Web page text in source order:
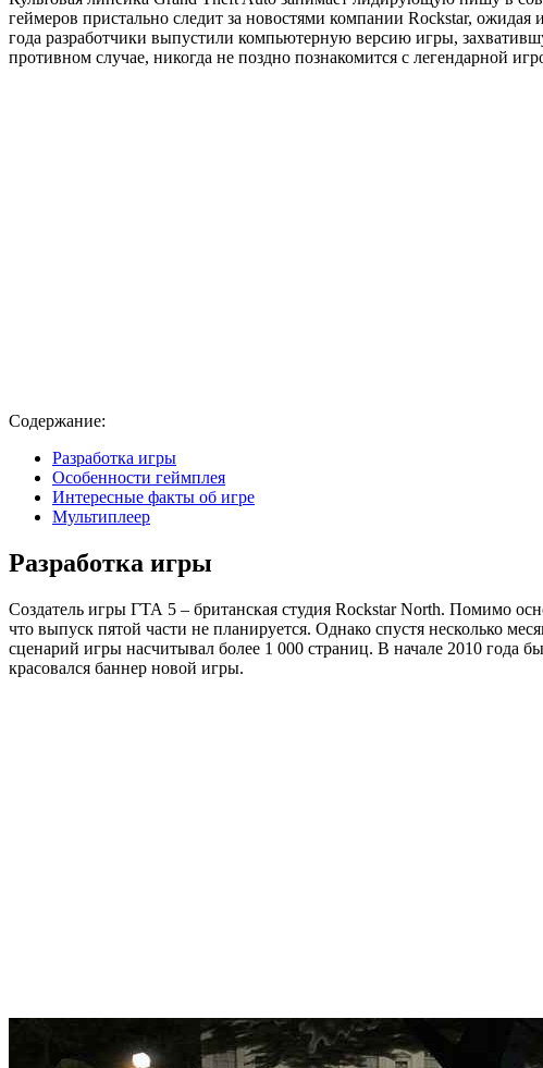
геймеров пристально следит за новостями компании Rockstar,
года разработчики выпустили компьютерную версию игры,
противном случае, никогда не поздно познакомится с легендарной
Содержание:
Разработка игры
Особенности геймплея
Интересные факты об игре
Мультиплеер
Разработка игры
Создатель игры ГТА 5 – британская студия Rockstar North. Помимо
что выпуск пятой части не планируется. Однако спустя несколько
сценарий игры насчитывал более 1 000 страниц. В начале 2010 года
красовался баннер новой игры.